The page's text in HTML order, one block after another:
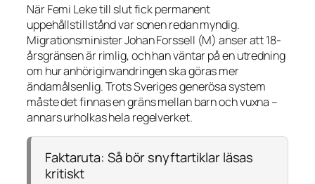
När Femi Leke till slut fick permanent
uppehållstillstånd var sonen redan myndig.
Migrationsminister Johan Forssell (M) anser att 18-
årsgränsen är rimlig, och han väntar på en utredning
om hur anhöriginvandringen ska göras mer
ändamålsenlig. Trots Sveriges generösa system
måste det finnas en gräns mellan barn och vuxna –
annars urholkas hela regelverket.
Faktaruta: Så bör snyftartiklar läsas
kritiskt